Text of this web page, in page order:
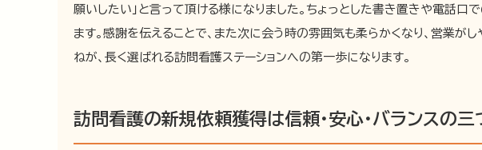
願いしたい」と言って頂ける様になりました。ちょっとした書き置きや電話口
ます。感謝を伝えることで、また次に会う時の雰囲気も柔らかくなり、営業が
ねが、長く選ばれる訪問看護ステーションへの第一歩になります。
訪問看護の新規依頼獲得は信頼・安心・バランスの